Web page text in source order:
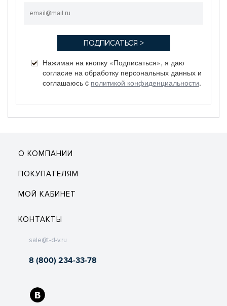
Нажимая на кнопку «Подписаться», я даю
согласие на обработку персональных данных и
соглашаюсь c политикой конфиденциальности.
О КОМПАНИИ
ПОКУПАТЕЛЯМ
МОЙ КАБИНЕТ
КОНТАКТЫ
sale@t-d-v.ru
8 (800) 234-33-78